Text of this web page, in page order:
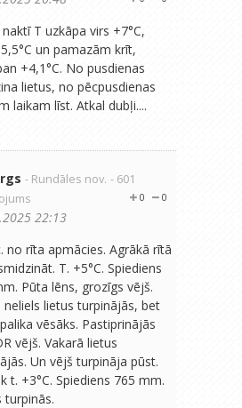
T uzkāpa virs +7°C,
un pamazām krīt,
+4,1°C. No pusdienas
lietus, no pēcpusdienas
laikam līst. Atkal dubļi....
- Rundāles nov. - 601
0
0
22:13
no rīta apmācies. Agrākā rītā
T. +5°C. Spiediens
Pūta lēns, grozīgs vējš.
neliels lietus turpinājās, bet
vēsāks. Pastiprinājās
vējš. Vakarā lietus
Un vējš turpināja pūst.
t. +3°C. Spiediens 765 mm.
turpinās.